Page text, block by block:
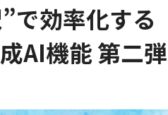
で効率化する
AI機能 第二